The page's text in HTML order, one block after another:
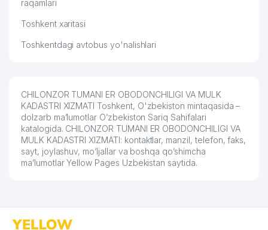
raqamlari
Toshkent xaritasi
Toshkentdagi avtobus yo'nalishlari
CHILONZOR TUMANI ER OBODONCHILIGI VA MULK
KADASTRI XIZMATI Toshkent, O'zbekiston mintaqasida –
dolzarb ma’lumotlar O’zbekiston Sariq Sahifalari
katalogida. CHILONZOR TUMANI ER OBODONCHILIGI VA
MULK KADASTRI XIZMATI: kontaktlar, manzil, telefon, faks,
sayt, joylashuv, mo’ljallar va boshqa qo’shimcha
ma’lumotlar Yellow Pages Uzbekistan saytida.